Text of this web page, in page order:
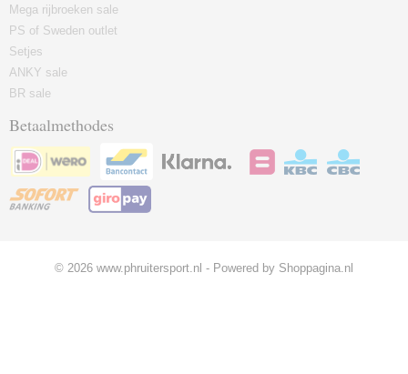
Mega rijbroeken sale
PS of Sweden outlet
Setjes
ANKY sale
BR sale
Betaalmethodes
© 2026 www.phruitersport.nl - Powered by Shoppagina.nl